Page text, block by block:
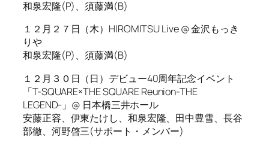
和泉宏隆(P)、須藤満(B)
１２月２７日（木）HIROMITSU Live @ 金沢もっき
りや
和泉宏隆(P)、須藤満(B)
１２月３０日（日）デビュー40周年記念イベント
「T-SQUARE×THE SQUARE Reunion-THE
LEGEND-」@ 日本橋三井ホール
安藤正容、伊東たけし、和泉宏隆、田中豊雪、長谷
部徹、河野啓三(サポート・メンバー)